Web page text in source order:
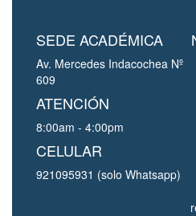
SEDE ACADÉMICA
Av. Mercedes Indacochea Nº
609
ATENCIÓN
8:00am - 4:00pm
CELULAR
921095931 (solo Whatsapp)